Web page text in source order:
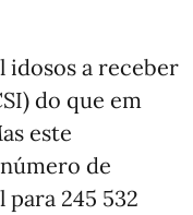
idosos a receber
do que em
este
de
245 532